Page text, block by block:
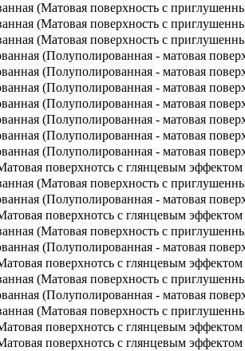
(Матовая поверхность с
(Матовая поверхность с
(Матовая поверхность с
(Полуполированная - матовая
(Полуполированная - матовая
(Полуполированная - матовая
(Полуполированная - матовая
(Полуполированная - матовая
(Полуполированная - матовая
(Полуполированная - матовая
поверхнотсь с глянцевым эффектом
(Матовая поверхность с
(Полуполированная - матовая
поверхнотсь с глянцевым эффектом
(Матовая поверхность с
(Полуполированная - матовая
поверхнотсь с глянцевым эффектом
(Матовая поверхность с
(Полуполированная - матовая
(Матовая поверхность с
поверхнотсь с глянцевым эффектом
поверхнотсь с глянцевым эффектом